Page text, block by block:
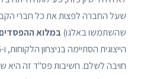
שעל החברה לפצות את כל חברי
שהשתמשו באלגו)במלוא
חויבה לשלם. חשיבות פס"ד זה היא